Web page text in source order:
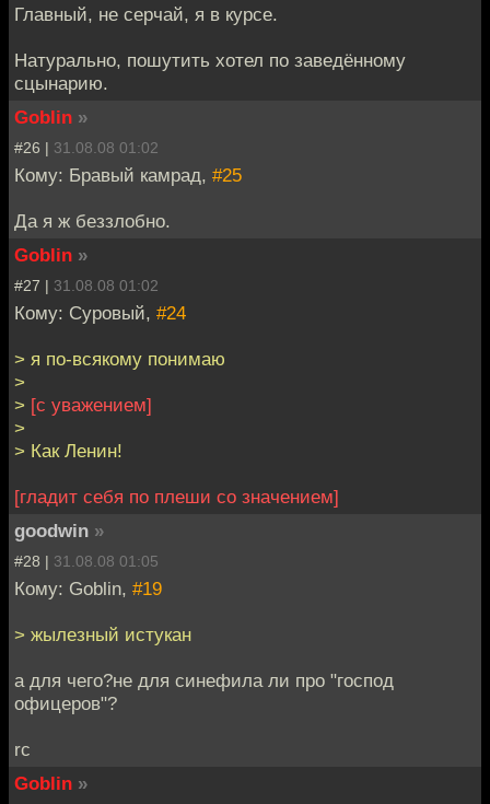
Главный, не серчай, я в курсе.
Натурально, пошутить хотел по заведённому
сцынарию.
Goblin »
#26 | 31.08.08 01:02
Кому: Бравый камрад, #25
Да я ж беззлобно.
Goblin »
#27 | 31.08.08 01:02
Кому: Суровый, #24
> я по-всякому понимаю
>
> [с уважением]
>
> Как Ленин!
[гладит себя по плеши со значением]
goodwin »
#28 | 31.08.08 01:05
Кому: Goblin, #19
> жылезный истукан
а для чего?не для синефила ли про "господ
офицеров"?
rc
Goblin »